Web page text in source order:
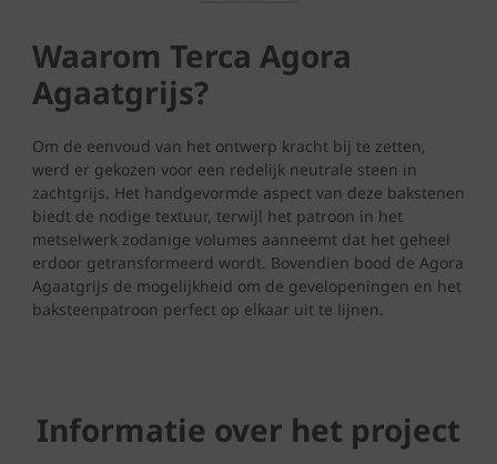
Waarom Terca Agora
Agaatgrijs?
Om de eenvoud van het ontwerp kracht bij te zetten,
werd er gekozen voor een redelijk neutrale steen in
zachtgrijs. Het handgevormde aspect van deze bakstenen
biedt de nodige textuur, terwijl het patroon in het
metselwerk zodanige volumes aanneemt dat het geheel
erdoor getransformeerd wordt. Bovendien bood de Agora
Agaatgrijs de mogelijkheid om de gevelopeningen en het
baksteenpatroon perfect op elkaar uit te lijnen.
Informatie over het project